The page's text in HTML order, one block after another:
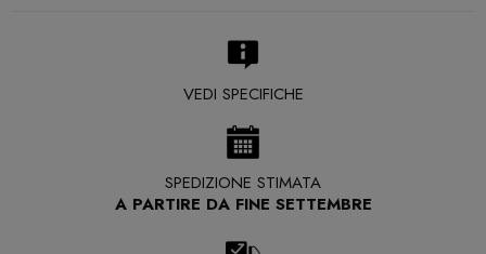
VEDI SPECIFICHE
SPEDIZIONE STIMATA
A PARTIRE DA FINE SETTEMBRE